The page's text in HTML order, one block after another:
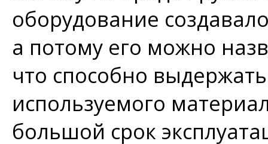
оборудование
а потому его можно
что способно
используемого
большой срок